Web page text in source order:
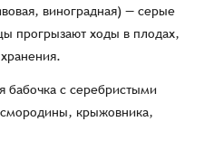
виноградная) — серые
прогрызают ходы в плодах,
бабочка с серебристыми
крыжовника,